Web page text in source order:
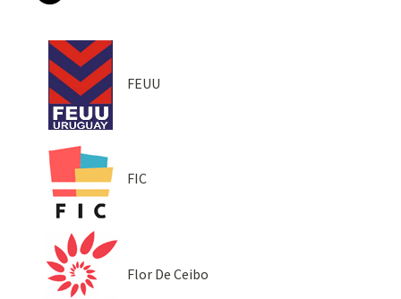
FEUU
FIC
Flor De Ceibo